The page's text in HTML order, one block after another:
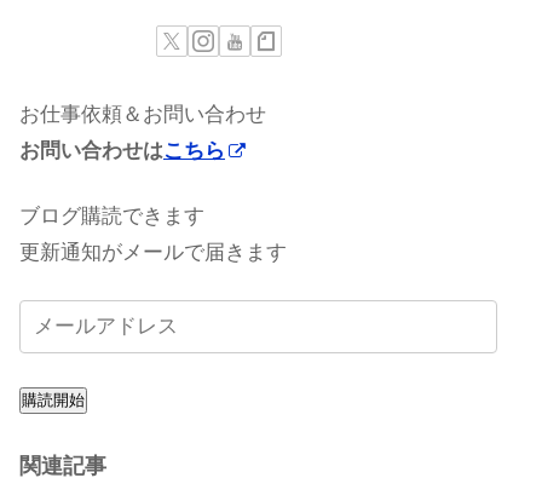
お仕事依頼＆お問い合わせ
お問い合わせはこちら
ブログ購読できます
更新通知がメールで届きます
購読開始
関連記事